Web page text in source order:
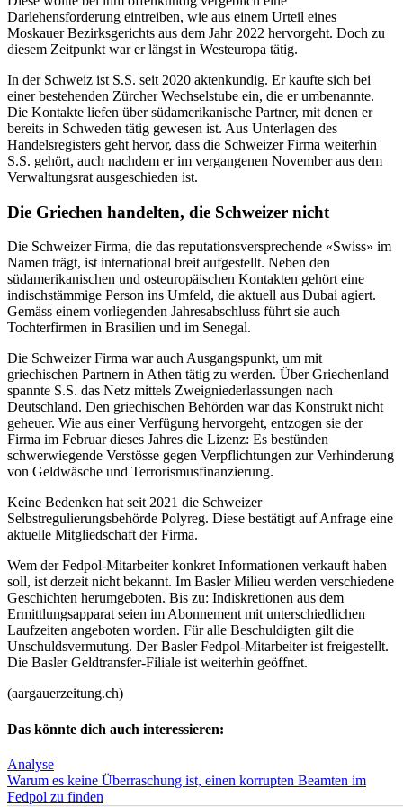
Darlehensforderung eintreiben, wie aus einem Urteil eines
Moskauer Bezirksgerichts aus dem Jahr 2022 hervorgeht. Doch zu
diesem Zeitpunkt war er längst in Westeuropa tätig.
In der Schweiz ist S.S. seit 2020 aktenkundig. Er kaufte sich bei
einer bestehenden Zürcher Wechselstube ein, die er umbenannte.
Die Kontakte liefen über südamerikanische Partner, mit denen er
bereits in Schweden tätig gewesen ist. Aus Unterlagen des
Handelsregisters geht hervor, dass die Schweizer Firma weiterhin
S.S. gehört, auch nachdem er im vergangenen November aus dem
Verwaltungsrat ausgeschieden ist.
Die Griechen handelten, die Schweizer nicht
Die Schweizer Firma, die das reputationsversprechende «Swiss» im
Namen trägt, ist international breit aufgestellt. Neben den
südamerikanischen und osteuropäischen Kontakten gehört eine
indischstämmige Person ins Umfeld, die aktuell aus Dubai agiert.
Gemäss einem vorliegenden Jahresabschluss führt sie auch
Tochterfirmen in Brasilien und im Senegal.
Die Schweizer Firma war auch Ausgangspunkt, um mit
griechischen Partnern in Athen tätig zu werden. Über Griechenland
spannte S.S. das Netz mittels Zweigniederlassungen nach
Deutschland. Den griechischen Behörden war das Konstrukt nicht
geheuer. Wie aus einer Verfügung hervorgeht, entzogen sie der
Firma im Februar dieses Jahres die Lizenz: Es bestünden
schwerwiegende Verstösse gegen Verpflichtungen zur Verhinderung
von Geldwäsche und Terrorismusfinanzierung.
Keine Bedenken hat seit 2021 die Schweizer
Selbstregulierungsbehörde Polyreg. Diese bestätigt auf Anfrage eine
aktuelle Mitgliedschaft der Firma.
Wem der Fedpol-Mitarbeiter konkret Informationen verkauft haben
soll, ist derzeit nicht bekannt. Im Basler Milieu werden verschiedene
Geschichten herumgeboten. Bis zu: Indiskretionen aus dem
Ermittlungsapparat seien im Abonnement mit unterschiedlichen
Laufzeiten angeboten worden. Für alle Beschuldigten gilt die
Unschuldsvermutung. Der Basler Fedpol-Mitarbeiter ist freigestellt.
Die Basler Geldtransfer-Filiale ist weiterhin geöffnet.
(aargauerzeitung.ch)
Das könnte dich auch interessieren:
Analyse
Warum es keine Überraschung ist, einen korrupten Beamten im
Fedpol zu finden